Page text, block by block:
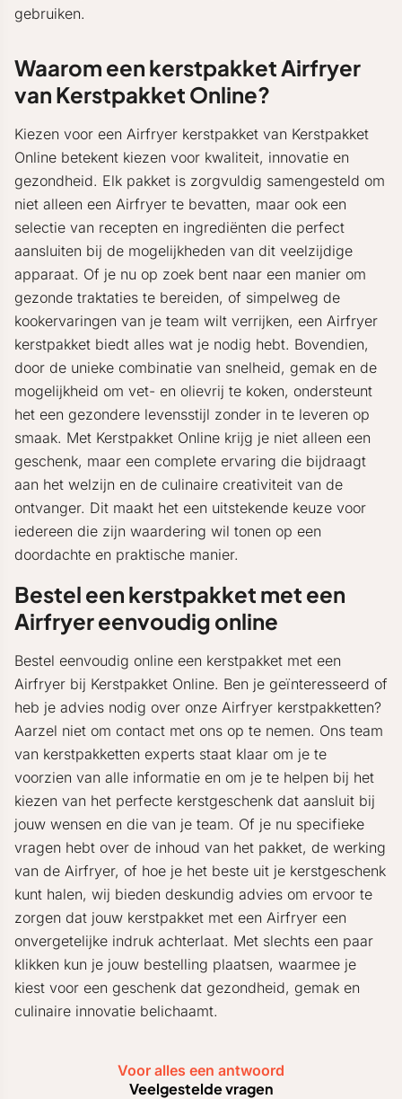
gebruiken.
Waarom een kerstpakket Airfryer
van Kerstpakket Online?
Kiezen voor een Airfryer kerstpakket van Kerstpakket
Online betekent kiezen voor kwaliteit, innovatie en
gezondheid. Elk pakket is zorgvuldig samengesteld om
niet alleen een Airfryer te bevatten, maar ook een
selectie van recepten en ingrediënten die perfect
aansluiten bij de mogelijkheden van dit veelzijdige
apparaat. Of je nu op zoek bent naar een manier om
gezonde traktaties te bereiden, of simpelweg de
kookervaringen van je team wilt verrijken, een Airfryer
kerstpakket biedt alles wat je nodig hebt. Bovendien,
door de unieke combinatie van snelheid, gemak en de
mogelijkheid om vet- en olievrij te koken, ondersteunt
het een gezondere levensstijl zonder in te leveren op
smaak. Met Kerstpakket Online krijg je niet alleen een
geschenk, maar een complete ervaring die bijdraagt
aan het welzijn en de culinaire creativiteit van de
ontvanger. Dit maakt het een uitstekende keuze voor
iedereen die zijn waardering wil tonen op een
doordachte en praktische manier.
Bestel een kerstpakket met een
Airfryer eenvoudig online
Bestel eenvoudig online een kerstpakket met een
Airfryer bij Kerstpakket Online. Ben je geïnteresseerd of
heb je advies nodig over onze Airfryer kerstpakketten?
Aarzel niet om contact met ons op te nemen. Ons team
van kerstpakketten experts staat klaar om je te
voorzien van alle informatie en om je te helpen bij het
kiezen van het perfecte kerstgeschenk dat aansluit bij
jouw wensen en die van je team. Of je nu specifieke
vragen hebt over de inhoud van het pakket, de werking
van de Airfryer, of hoe je het beste uit je kerstgeschenk
kunt halen, wij bieden deskundig advies om ervoor te
zorgen dat jouw kerstpakket met een Airfryer een
onvergetelijke indruk achterlaat. Met slechts een paar
klikken kun je jouw bestelling plaatsen, waarmee je
kiest voor een geschenk dat gezondheid, gemak en
culinaire innovatie belichaamt.
Voor alles een antwoord
Veelgestelde vragen